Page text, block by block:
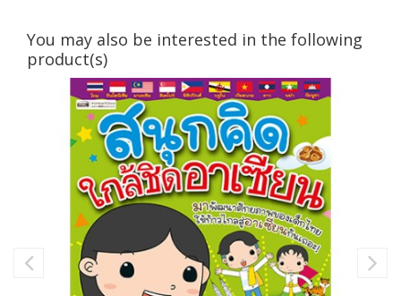
You may also be interested in the following
product(s)